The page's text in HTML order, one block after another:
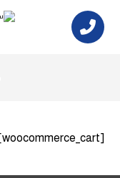
[woocommerce_cart]